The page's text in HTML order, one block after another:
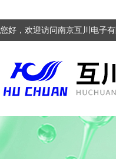
您好，欢迎访问南京互川电子有